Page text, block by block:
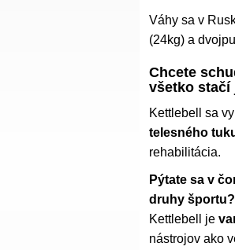
Váhy sa v
(24kg) a
Chcete
všetko stačí
Kettlebell sa
telesného
rehabilitácia.
Pýtate sa v
druhy športu?
Kettlebell je
nástrojov ako